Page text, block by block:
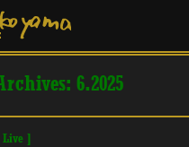
6.2025
Live ]